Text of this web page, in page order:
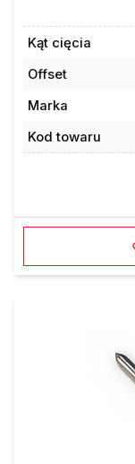
Kąt cięcia
Offset
Marka
Kod towaru